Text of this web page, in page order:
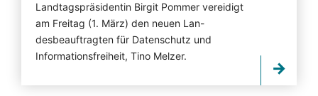
Landtagspräsidentin Birgit Pommer vereidigt
am Freitag (1. März) den neuen Lan-
desbeauftragten für Datenschutz und
Informationsfreiheit, Tino Melzer.